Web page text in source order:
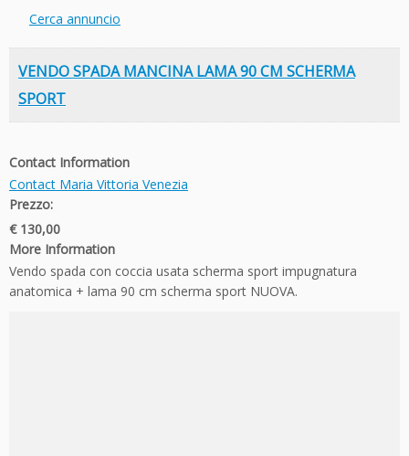
Cerca annuncio
VENDO SPADA MANCINA LAMA 90 CM SCHERMA
SPORT
Contact Information
Contact Maria Vittoria Venezia
Prezzo:
€ 130,00
More Information
Vendo spada con coccia usata scherma sport impugnatura
anatomica + lama 90 cm scherma sport NUOVA.